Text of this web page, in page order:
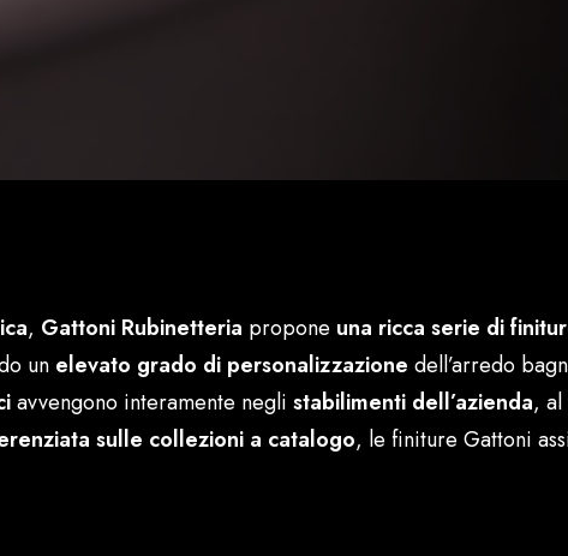
, Gattoni Rubinetteria propone una ricca serie di
un elevato grado di personalizzazione dell’arredo
avvengono interamente negli stabilimenti dell’azienda,
sulle collezioni a catalogo, le finiture Gattoni